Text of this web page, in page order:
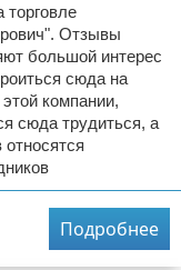
торговле
Отзывы
большой интерес
сюда на
компании,
сюда трудиться, а
относятся
Подробнее